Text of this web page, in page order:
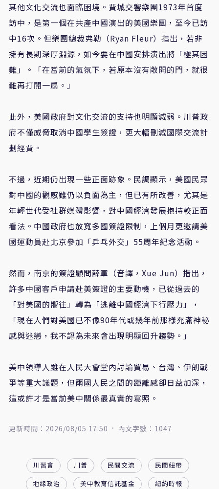
其他文化交流也面臨困境。費城交響樂團1973年首度
訪中，是第一個在共產中國演出的美國樂團，至今已訪
中16次。但樂團總裁弗勒（Ryan Fleur）指出，若非
擁有長期深厚淵源，如今要在中國安排演出將「極其困
難」。「在當前的氣氛下，若原本沒有敞開的門，就很
難再打開一扇。」
此外，美國政府對文化交流的支持也明顯減弱。川普政
府不僅威脅取消中國學生簽證，更大幅刪減國際交流計
劃經費。
不過，近期仍出現一些正面跡象。民調顯示，美國民眾
對中國的觀感雖仍以負面為主，但已有所改善，尤其是
年輕世代受社群媒體影響，對中國經濟發展抱持較正面
看法。中國政府也放寬多國簽證限制，上個月更邀請美
國運動員赴北京參加「乒乓外交」55周年紀念活動。
然而，南京的簽證顧問薛軍（音譯，Xue Jun）指出，
許多中國客戶申請赴美簽證的主要動機，已從過去的
「對美國的嚮往」轉為「逃離中國經濟下行壓力」，
「現在人們對美國已不像90年代或幾年前那樣充滿神秘
感與迷戀，我不認為未來會出現明顯回升趨勢。」
美中領導人雖在人民大會堂內討論貿易、台灣、伊朗戰
爭等重大議題，但兩國人民之間的距離感卻日益加深，
這或許才是當前美中關係最真實的寫照。
更新時間：2026/08/05 17:50 內文字數：1047
川習會 川普 民間交流
民間紐帶
地緣政治
美中教育信託基金
紐約時報